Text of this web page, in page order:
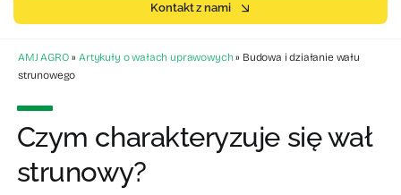
Strona główna
Maszyny rolnicze
Kontakt z nami
AMJ AGRO »Artykuły o wałach uprawowych» Budowa i działanie wału
strunowego
Czym charakteryzuje się wał
strunowy?